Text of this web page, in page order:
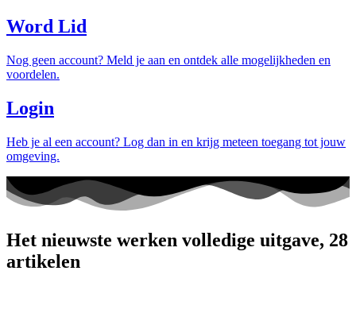
Word Lid
Nog geen account? Meld je aan en ontdek alle mogelijkheden en
voordelen.
Login
Heb je al een account? Log dan in en krijg meteen toegang tot jouw
omgeving.
Het nieuwste werken volledige uitgave, 28
artikelen